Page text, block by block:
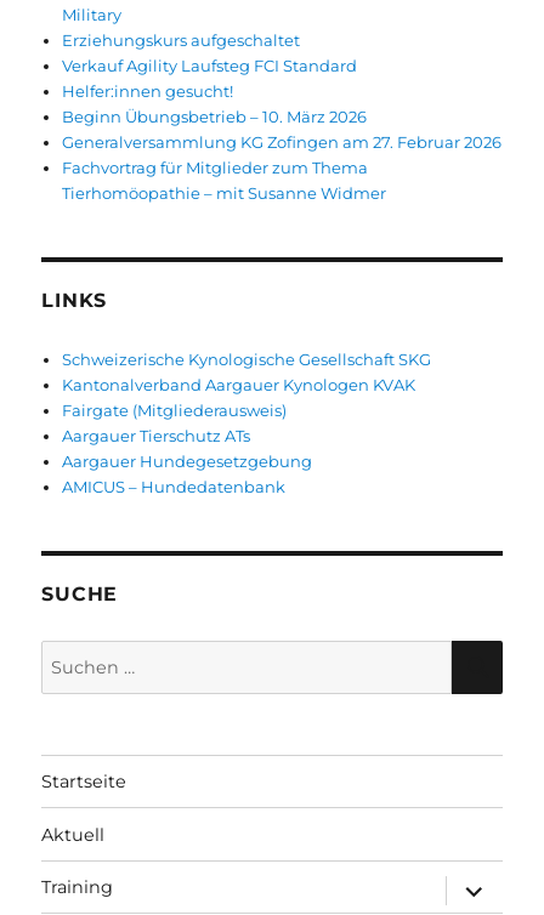
Military
Erziehungskurs aufgeschaltet
Verkauf Agility Laufsteg FCI Standard
Helfer:innen gesucht!
Beginn Übungsbetrieb – 10. März 2026
Generalversammlung KG Zofingen am 27. Februar 2026
Fachvortrag für Mitglieder zum Thema
Tierhomöopathie – mit Susanne Widmer
LINKS
Schweizerische Kynologische Gesellschaft SKG
Kantonalverband Aargauer Kynologen KVAK
Fairgate (Mitgliederausweis)
Aargauer Tierschutz ATs
Aargauer Hundegesetzgebung
AMICUS – Hundedatenbank
SUCHE
nach:
Startseite
Aktuell
Training